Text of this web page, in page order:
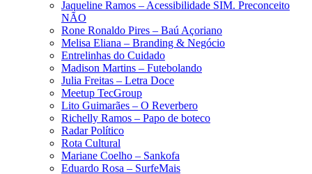
Jaqueline Ramos – Acessibilidade SIM. Preconceito
NÃO
Rone Ronaldo Pires – Baú Açoriano
Melisa Eliana – Branding & Negócio
Entrelinhas do Cuidado
Madison Martins – Futebolando
Julia Freitas​ – Letra Doce
Meetup TecGroup
Lito Guimarães – O Reverbero
Richelly Ramos​ – Papo de boteco
Radar Político
Rota Cultural
Mariane Coelho – Sankofa
Eduardo Rosa​ – SurfeMais